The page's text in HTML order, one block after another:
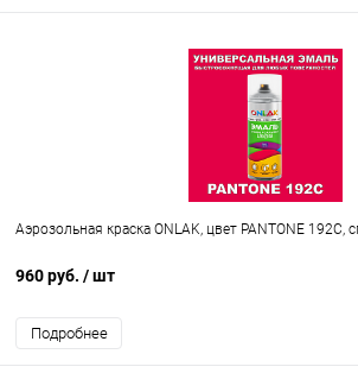
Аэрозольная краска ONLAK, цвет PANTONE 192C,
960 руб. / шт
Подробнее